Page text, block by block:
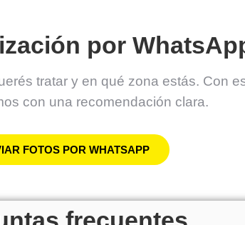
por
tratar y en qué zona estás. Con
con una recomendación clara.
FOTOS POR WHATSAPP